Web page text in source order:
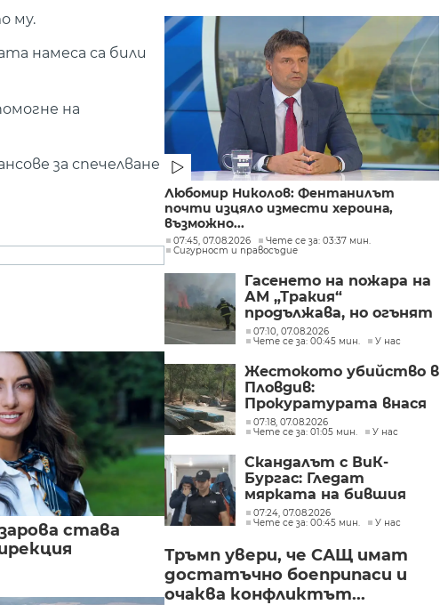
му.
намеса са били
на
за спечелване
става
Любомир Николов: Фентанилът
почти изцяло измести хероина,
възможно...
07:45, 07.08.2026
Чете се за: 03:37 мин.
Сигурност и правосъдие
Гасенето на пожара на
АМ „Тракия“
продължава, но огънят
е локализиран
07:10, 07.08.2026
Чете се за: 00:45 мин.
У нас
Жестокото убийство в
Пловдив:
Прокуратурата внася
искане „задържане под
стража“
07:18, 07.08.2026
Чете се за: 01:05 мин.
У нас
Скандалът с ВиК-
Бургас: Гледат
мярката на бившия
директор
07:24, 07.08.2026
Чете се за: 00:45 мин.
У нас
Тръмп увери, че САЩ имат
достатъчно боеприпаси и
очаква конфликтът...